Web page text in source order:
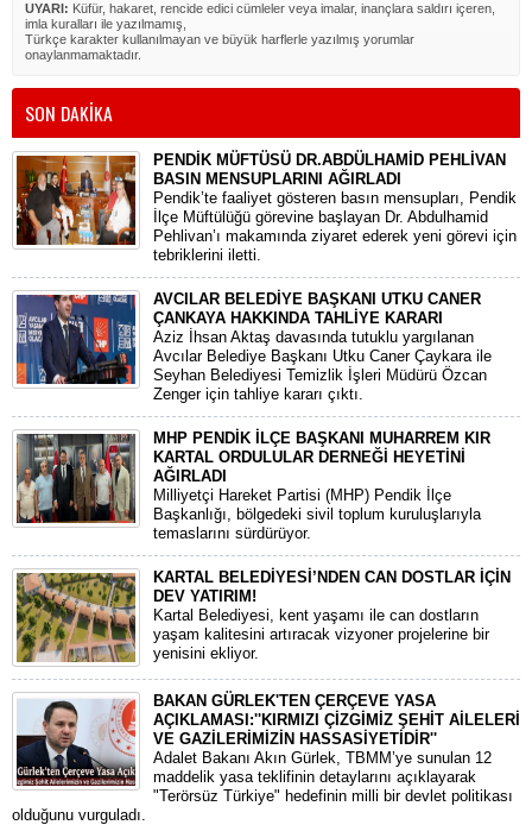
UYARI: Küfür, hakaret, rencide edici cümleler veya imalar, inançlara saldırı içeren,
imla kuralları ile yazılmamış,
Türkçe karakter kullanılmayan ve büyük harflerle yazılmış yorumlar
onaylanmamaktadır.
SON DAKİKA
PENDİK MÜFTÜSÜ DR.ABDÜLHAMİD PEHLİVAN
BASIN MENSUPLARINI AĞIRLADI
​Pendik’te faaliyet gösteren basın mensupları, Pendik
İlçe Müftülüğü görevine başlayan Dr. Abdulhamid
Pehlivan’ı makamında ziyaret ederek yeni görevi için
tebriklerini iletti.
AVCILAR BELEDİYE BAŞKANI UTKU CANER
ÇANKAYA HAKKINDA TAHLİYE KARARI
​Aziz İhsan Aktaş davasında tutuklu yargılanan
Avcılar Belediye Başkanı Utku Caner Çaykara ile
Seyhan Belediyesi Temizlik İşleri Müdürü Özcan
Zenger için tahliye kararı çıktı.
MHP PENDİK İLÇE BAŞKANI MUHARREM KIR
KARTAL ORDULULAR DERNEĞİ HEYETİNİ
AĞIRLADI
​Milliyetçi Hareket Partisi (MHP) Pendik İlçe
Başkanlığı, bölgedeki sivil toplum kuruluşlarıyla
temaslarını sürdürüyor.
KARTAL BELEDİYESİ’NDEN CAN DOSTLAR İÇİN
DEV YATIRIM!
Kartal Belediyesi, kent yaşamı ile can dostların
yaşam kalitesini artıracak vizyoner projelerine bir
yenisini ekliyor.
BAKAN GÜRLEK'TEN ÇERÇEVE YASA
AÇIKLAMASI:''KIRMIZI ÇİZGİMİZ ŞEHİT AİLELERİ
VE GAZİLERİMİZİN HASSASİYETİDİR''
Adalet Bakanı Akın Gürlek, TBMM’ye sunulan 12
maddelik yasa teklifinin detaylarını açıklayarak
"Terörsüz Türkiye" hedefinin milli bir devlet politikası
olduğunu vurguladı.